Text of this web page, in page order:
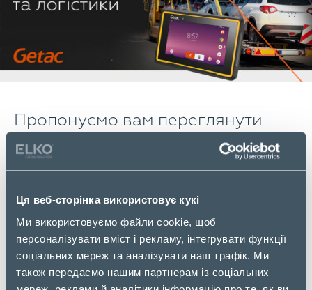
Ця веб-сторінка використовує кукі
Ми використовуємо файли cookie, щоб
персоналізувати вміст і рекламу, інтегрувати функції
соціальних мереж та аналізувати наш трафік. Ми
також передаємо нашим партнерам із соціальних
Пропонуємо вам переглянути
вебінар, присвячений повному
спектру економічно ефективних
Getac для транспорту і логістики.
Захищені пристрої Getac розроблені спеціально
для безперебійної роботи у будь-яких
екстремальних умовах і незамінні для ефективних
операцій і підвищенні продуктивності підприємств